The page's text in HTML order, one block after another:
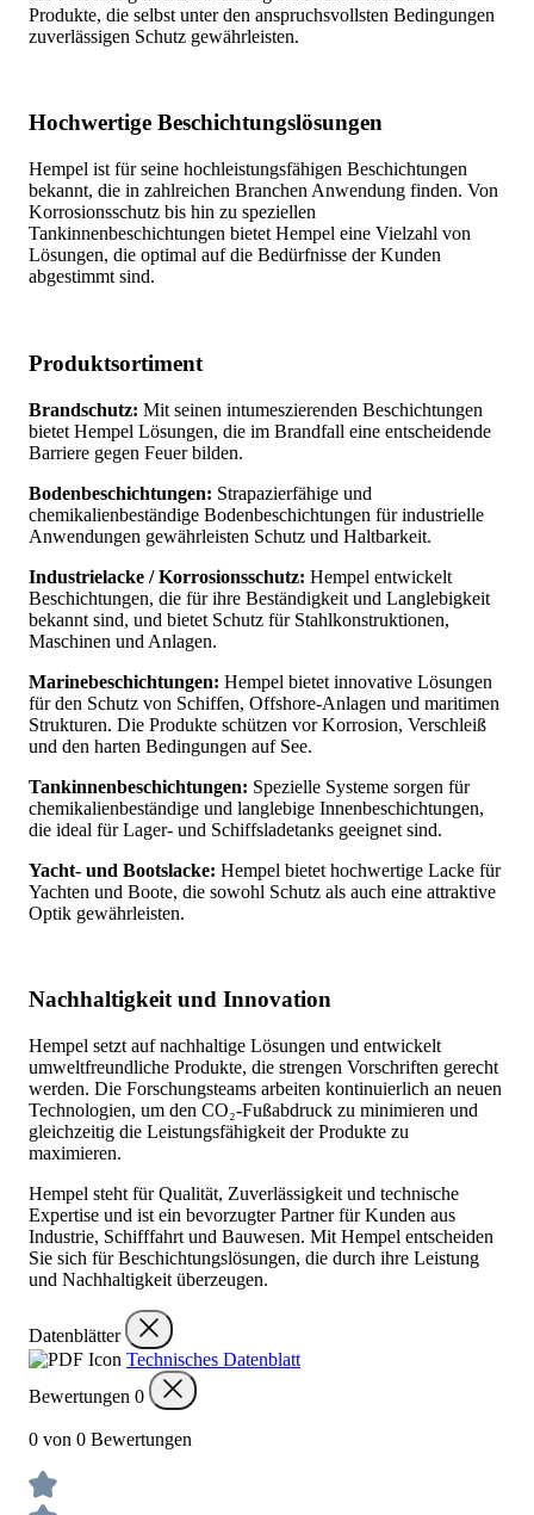
Produkte, die selbst unter den anspruchsvollsten Bedingungen
zuverlässigen Schutz gewährleisten.
Hochwertige Beschichtungslösungen
Hempel ist für seine hochleistungsfähigen Beschichtungen
bekannt, die in zahlreichen Branchen Anwendung finden. Von
Korrosionsschutz bis hin zu speziellen
Tankinnenbeschichtungen bietet Hempel eine Vielzahl von
Lösungen, die optimal auf die Bedürfnisse der Kunden
abgestimmt sind.
Produktsortiment
Brandschutz: Mit seinen intumeszierenden Beschichtungen
bietet Hempel Lösungen, die im Brandfall eine entscheidende
Barriere gegen Feuer bilden.
Bodenbeschichtungen: Strapazierfähige und
chemikalienbeständige Bodenbeschichtungen für industrielle
Anwendungen gewährleisten Schutz und Haltbarkeit.
Industrielacke / Korrosionsschutz: Hempel entwickelt
Beschichtungen, die für ihre Beständigkeit und Langlebigkeit
bekannt sind, und bietet Schutz für Stahlkonstruktionen,
Maschinen und Anlagen.
Marinebeschichtungen: Hempel bietet innovative Lösungen
für den Schutz von Schiffen, Offshore-Anlagen und maritimen
Strukturen. Die Produkte schützen vor Korrosion, Verschleiß
und den harten Bedingungen auf See.
Tankinnenbeschichtungen: Spezielle Systeme sorgen für
chemikalienbeständige und langlebige Innenbeschichtungen,
die ideal für Lager- und Schiffsladetanks geeignet sind.
Yacht- und Bootslacke: Hempel bietet hochwertige Lacke für
Yachten und Boote, die sowohl Schutz als auch eine attraktive
Optik gewährleisten.
Nachhaltigkeit und Innovation
Hempel setzt auf nachhaltige Lösungen und entwickelt
umweltfreundliche Produkte, die strengen Vorschriften gerecht
werden. Die Forschungsteams arbeiten kontinuierlich an neuen
Technologien, um den CO₂-Fußabdruck zu minimieren und
gleichzeitig die Leistungsfähigkeit der Produkte zu
maximieren.
Hempel steht für Qualität, Zuverlässigkeit und technische
Expertise und ist ein bevorzugter Partner für Kunden aus
Industrie, Schifffahrt und Bauwesen. Mit Hempel entscheiden
Sie sich für Beschichtungslösungen, die durch ihre Leistung
und Nachhaltigkeit überzeugen.
Datenblätter
Technisches Datenblatt
Bewertungen 0
0 von 0 Bewertungen